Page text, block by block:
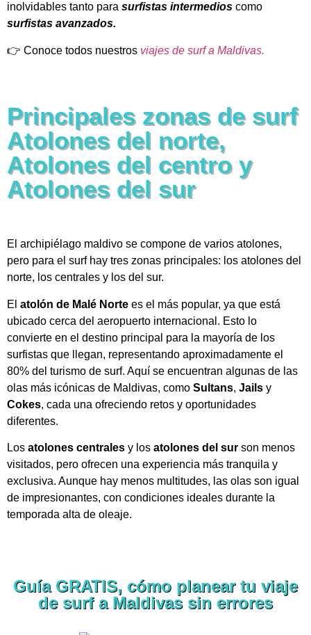
inolvidables tanto para surfistas intermedios como
surfistas avanzados.
👉 Conoce todos nuestros viajes de surf a Maldivas.
Principales zonas de surf
Atolones del norte,
Atolones del centro y
Atolones del sur
El archipiélago maldivo se compone de varios atolones,
pero para el surf hay tres zonas principales: los atolones del
norte, los centrales y los del sur.
El atolón de Malé Norte es el más popular, ya que está
ubicado cerca del aeropuerto internacional. Esto lo
convierte en el destino principal para la mayoría de los
surfistas que llegan, representando aproximadamente el
80% del turismo de surf. Aquí se encuentran algunas de las
olas más icónicas de Maldivas, como Sultans, Jails y
Cokes, cada una ofreciendo retos y oportunidades
diferentes.
Los atolones centrales y los atolones del sur son menos
visitados, pero ofrecen una experiencia más tranquila y
exclusiva. Aunque hay menos multitudes, las olas son igual
de impresionantes, con condiciones ideales durante la
temporada alta de oleaje.
Guía GRATIS, cómo planear tu viaje
de surf a Maldivas sin errores